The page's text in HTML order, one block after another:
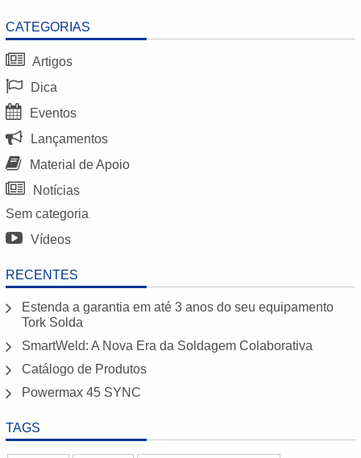
CATEGORIAS
Artigos
Dica
Eventos
Lançamentos
Material de Apoio
Notícias
Sem categoria
Vídeos
RECENTES
Estenda a garantia em até 3 anos do seu equipamento
Tork Solda
SmartWeld: A Nova Era da Soldagem Colaborativa
Catálogo de Produtos
Powermax 45 SYNC
TAGS